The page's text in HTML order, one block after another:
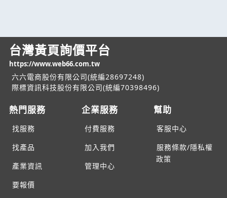
台灣黃頁詢價平台
https://www.web66.com.tw
六六電商股份有限公司(統編28697248)
際標資訊科技股份有限公司(統編70398496)
熱門服務
找服務
找產品
產業資訊
要報價
企業服務
付費服務
加入我們
管理中心
幫助
客服中心
服務條款/隱私權
政策